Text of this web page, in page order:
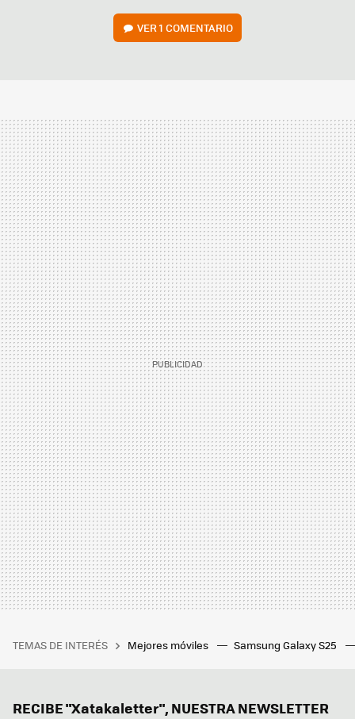
VER1 COMENTARIO
TEMAS DE INTERÉS Mejores móviles Samsung Galaxy S25
RECIBE "Xatakaletter", NUESTRA NEWSLETTER